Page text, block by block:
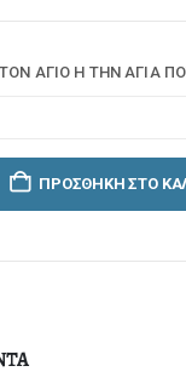
ΑΓΙΟ Η ΤΗΝ ΑΓΙΑ
ΠΡΟΣΘΉΚΗ ΣΤΟ